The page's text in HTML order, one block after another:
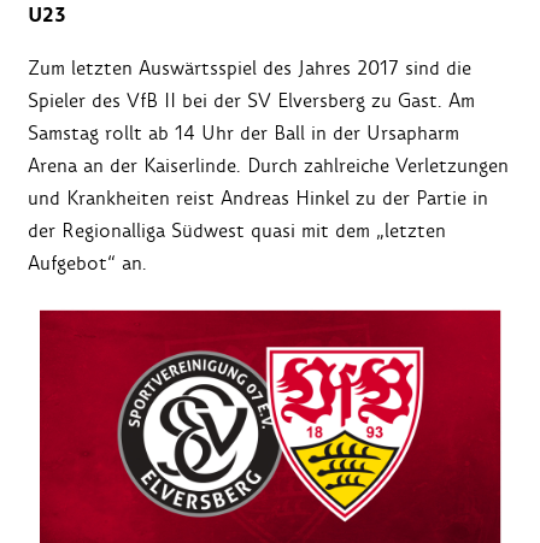
U23
Zum letzten Auswärtsspiel des Jahres 2017 sind die
Spieler des VfB II bei der SV Elversberg zu Gast. Am
Samstag rollt ab 14 Uhr der Ball in der Ursapharm
Arena an der Kaiserlinde. Durch zahlreiche Verletzungen
und Krankheiten reist Andreas Hinkel zu der Partie in
der Regionalliga Südwest quasi mit dem „letzten
Aufgebot“ an.